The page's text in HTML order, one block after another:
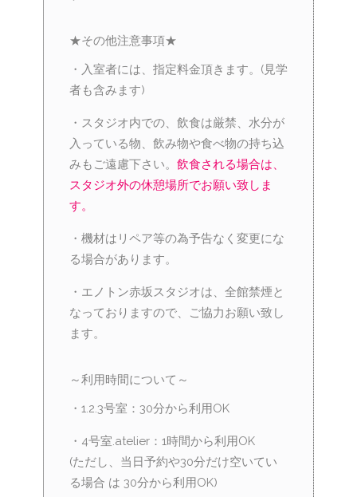
★その他注意事項★
・入室者には、指定料金頂きます。(見学
者も含みます)
・スタジオ内での、飲食は厳禁、水分が
入っている物、飲み物や食べ物の持ち込
みもご遠慮下さい。 飲食される場合は、
スタジオ外の休憩場所でお願い致しま
す。
・機材はリペア等の為予告なく変更にな
る場合があります。
・エノトン赤坂スタジオは、全館禁煙と
なっておりますので、ご協力お願い致し
ます。
～利用時間について～
・1.2.3号室：30分から利用OK
・4号室.atelier：1時間から利用OK
(ただし、当日予約や30分だけ空いてい
る場合 は 30分から利用OK)